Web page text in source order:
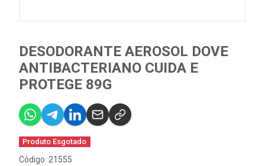
DESODORANTE AEROSOL DOVE
ANTIBACTERIANO CUIDA E
PROTEGE 89G
Produto Esgotado
Código: 21555